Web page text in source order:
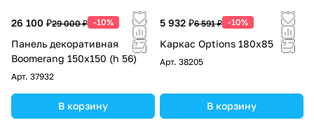
26 100 ₽29 000 ₽ -10%
Панель декоративная
Boomerang 150x150 (h 56)
Арт. 37932
В корзину
5 932 ₽6 591 ₽ -10%
Каркас Options 180х85
Арт. 38205
В корзину